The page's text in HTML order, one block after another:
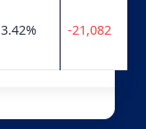
3.42% -21,082